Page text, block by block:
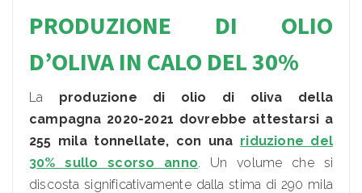
PRODUZIONE DI OLIO
D’OLIVA IN CALO DEL 30%
La produzione di olio di oliva della
campagna 2020-2021 dovrebbe attestarsi a
255 mila tonnellate, con una riduzione del
30% sullo scorso anno. Un volume che si
discosta significativamente dalla stima di 290 mila